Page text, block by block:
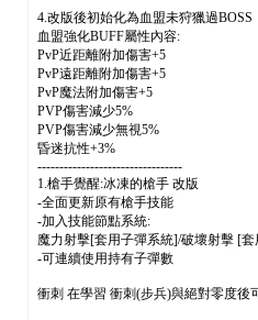
4.改版後初始化為血盟未狩獵過BOSS
血盟強化BUFF屬性內容:
PvP近距離附加傷害+5
PvP遠距離附加傷害+5
PvP魔法附加傷害+5
PVP傷害減少5%
PVP傷害減少無視5%
昏迷抗性+3%
---------------------------------
1.槍手覺醒:冰凍的槍手 改版
-全面更新原有槍手技能
-加入技能節點系統:
魔力射擊[套用子彈系統]/破壞射擊 [
-可連續使用持有子彈數
衝刺 在學習 衝刺(步兵)與絕對零度後